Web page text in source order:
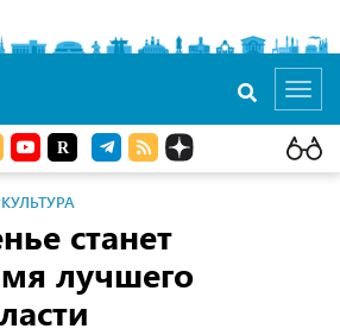
станет
лучшего